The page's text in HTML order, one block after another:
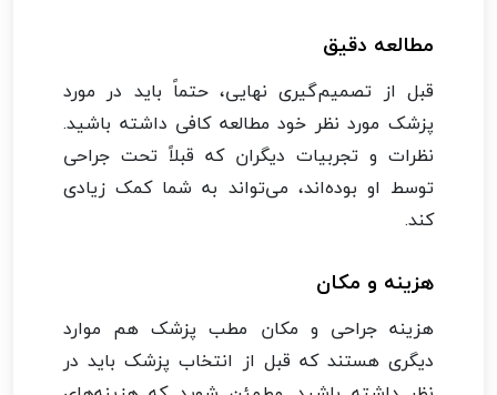
مطالعه دقیق
قبل از تصمیم‌گیری نهایی، حتماً باید در مورد
پزشک مورد نظر خود مطالعه کافی داشته باشید.
نظرات و تجربیات دیگران که قبلاً تحت جراحی
توسط او بوده‌اند، می‌تواند به شما کمک زیادی
کند.
هزینه و مکان
هزینه جراحی و مکان مطب پزشک هم موارد
دیگری هستند که قبل از انتخاب پزشک باید در